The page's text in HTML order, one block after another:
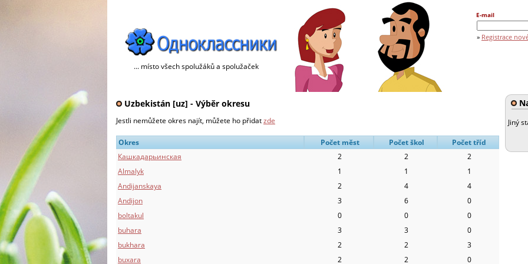
... místo všech spolužáků a spolužaček
E-mail
» Registrace
Uzbekistán [uz] - Výběr okresu
Jestli nemůžete okres najít, můžete ho přidatzde
Okres Počet měst Počet škol
Počet tříd
Кашкадарьинская
2 2
2
Almalyk
1 1
1
Andijanskaya
2 4
4
Andijon
3 6
0
boltakul
0 0
0
buhara
3 3
0
bukhara
2 2
3
buxara
2 2 0
Jiný